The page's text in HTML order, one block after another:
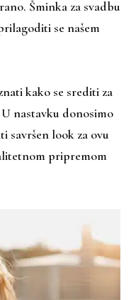
Šminka za svadbu
se našem
kako se srediti za
nastavku donosimo
savršen look za ovu
pripremom